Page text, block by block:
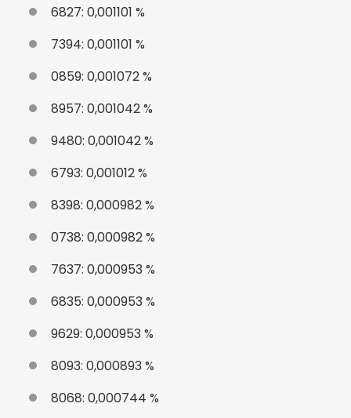
6827: 0,001101 %
7394: 0,001101 %
0859: 0,001072 %
8957: 0,001042 %
9480: 0,001042 %
6793: 0,001012 %
8398: 0,000982 %
0738: 0,000982 %
7637: 0,000953 %
6835: 0,000953 %
9629: 0,000953 %
8093: 0,000893 %
8068: 0,000744 %